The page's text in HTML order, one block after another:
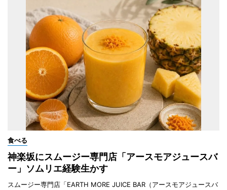
食べる
神楽坂にスムージー専門店「アースモアジュースバ
ー」ソムリエ経験生かす
スムージー専門店「EARTH MORE JUICE BAR（アースモアジュースバ